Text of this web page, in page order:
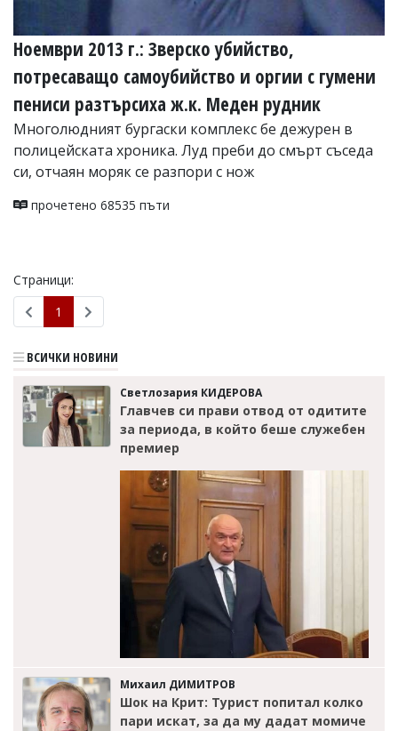
Ноември 2013 г.: Зверско убийство,
потресаващо самоубийство и оргии с гумени
пениси разтърсиха ж.к. Меден рудник
Многолюдният бургаски комплекс бе дежурен в
полицейската хроника. Луд преби до смърт съседа
си, отчаян моряк се разпори с нож
прочетено 68535 пъти
Страници:
1
ВСИЧКИ НОВИНИ
Светлозария КИДЕРОВА
Главчев си прави отвод от одитите
за периода, в който беше служебен
премиер
Михаил ДИМИТРОВ
Шок на Крит: Турист попитал колко
пари искат, за да му дадат момиче